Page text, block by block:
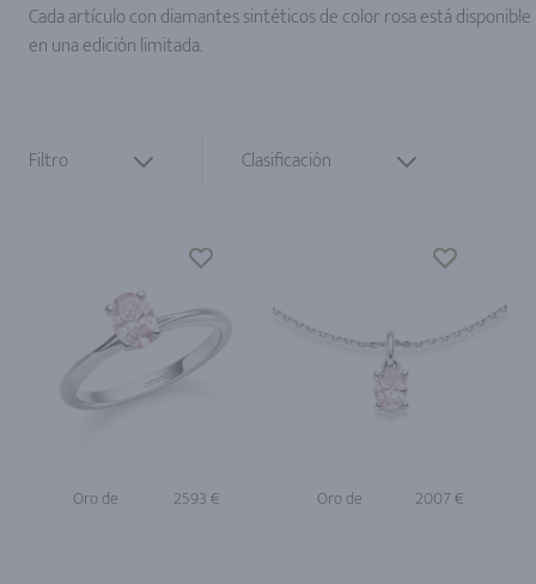
Cada artículo con diamantes sintéticos de color rosa está disponible
en una edición limitada.
Filtro Clasificación
Oro de 2593 € Oro de 2007 €